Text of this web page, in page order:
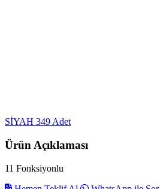
SİYAH 349 Adet
Ürün Açıklaması
11 Fonksiyonlu